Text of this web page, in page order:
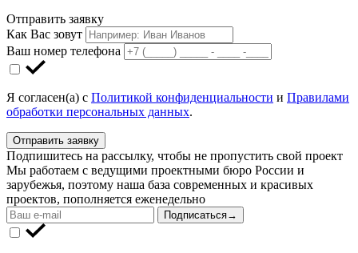
Отправить заявку
Как Вас зовут
Ваш номер телефона
Я согласен(а) с Политикой конфиденциальности и Правилами
обработки персональных данных.
Отправить заявку
Подпишитесь на рассылку, чтобы не пропустить свой проект
Мы работаем с ведущими проектными бюро России и
зарубежья, поэтому наша база современных и красивых
проектов, пополняется еженедельно
Подписаться→